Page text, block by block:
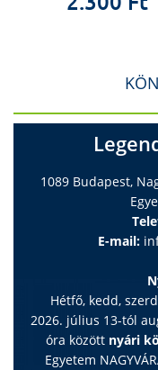
1089 Budapest,
E-mail:
Hétfő, kedd,
2026. július 13-tól
óra között nyári
Egyetem